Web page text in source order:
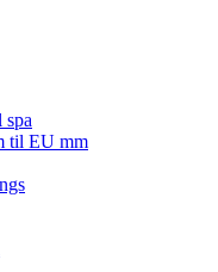
til EU mm